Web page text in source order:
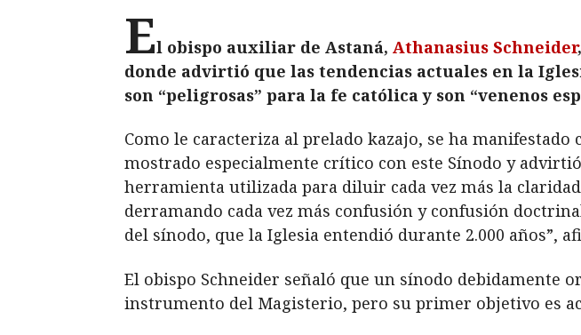
El obispo auxiliar de Astaná, Athanasius Schneider
donde advirtió que las tendencias actuales en la
son “peligrosas” para la fe católica y son “venenos
Como le caracteriza al prelado kazajo, se ha
mostrado especialmente crítico con este Sínodo y
herramienta utilizada para diluir cada vez más la
derramando cada vez más confusión y confusión
del sínodo, que la Iglesia entendió durante 2.000 años”,
El obispo Schneider señaló que un sínodo debidamente
instrumento del Magisterio, pero su primer objetivo es